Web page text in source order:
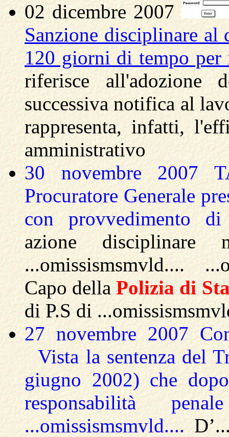
02 dicembre 2007
Sanzione disciplinare al
120 giorni di tempo per
riferisce all'adozione
successiva notifica al
rappresenta, infatti,
amministrativo
30 novembre 2007
Procuratore Generale
con provvedimento
azione disciplinare
...omissismsmvld....
Capo dellaPolizia di
di P.S di
27 novembre 2007
Vista la sentenza del
giugno 2002) che
responsabilità
...omissismsmvld....